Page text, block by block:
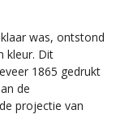
was, ontstond
kleur. Dit
1865 gedrukt
de
projectie van